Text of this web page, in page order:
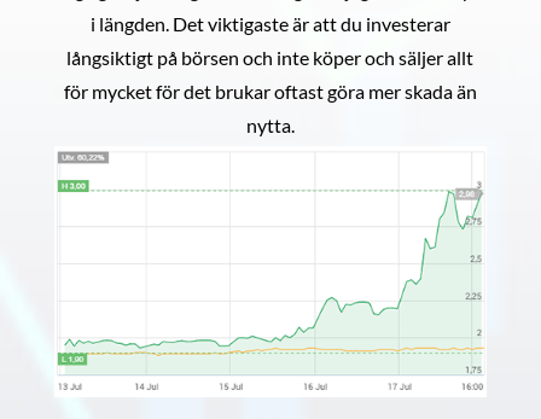
i längden. Det viktigaste är att du investerar
långsiktigt på börsen och inte köper och säljer allt
för mycket för det brukar oftast göra mer skada än
nytta.